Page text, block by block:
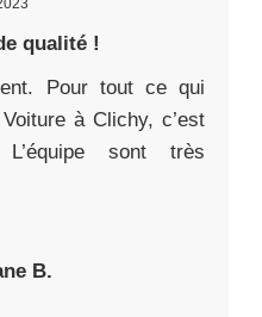
qualité !
Pour tout ce qui
à Clichy, c’est
sont très
B.